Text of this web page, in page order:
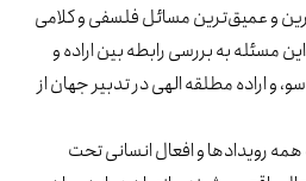
مسائل فلسفی و کلامی
به بررسی رابطه بین اراده و
مطلقه الهی در تدبیر جهان از
و افعال انسانی تحت